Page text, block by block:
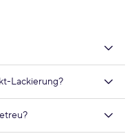
Lackierung?